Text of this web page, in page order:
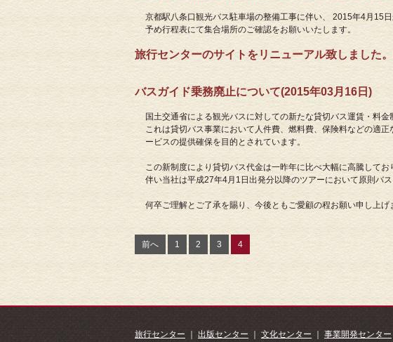
京都駅八条口観光バス駐車場の整備工事に伴い、 2015年4月15
予め行程表にて集合場所のご確認をお願いいたします。
旅行センターのサイトをリニューアル致しました
バスガイド乗務廃止について(2015年03月16日)
国土交通省による観光バスに対しての新たな貸切バス運賃・料
これは貸切バス事業において人件費、燃料費、保険料などの適
ービスの提供確保を目的とされています。
この新制度により貸切バス代金は一昨年に比べ大幅に高騰して
伴い当社は平成27年4月1日出発分以降のツアーにおいて原則バ
何卒ご理解とご了承を賜り、今後ともご愛顧の程お願い申し上げ
前へ 1 2 3 4
旅行センター 出版センター 文化センター 事業開発センター